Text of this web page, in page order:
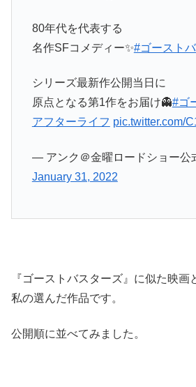
80年代を代表する
名作SFコメディー✨#ゴースト
シリーズ最新作公開当日に
原点となる第1作をお届け👻#ゴ
アフターライフ pic.twitter.com/
— アンク＠金曜ロードショー公
January 31, 2022
『ゴーストバスターズ』に似た映
私の選んだ作品です。
公開順に並べてみました。